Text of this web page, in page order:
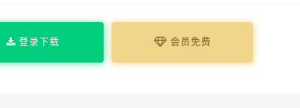
登录下载 会员免费